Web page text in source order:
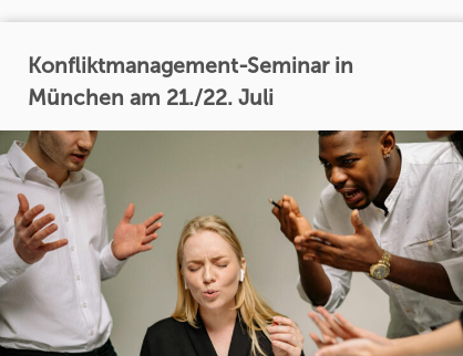
Konfliktmanagement-Seminar in
München am 21./22. Juli